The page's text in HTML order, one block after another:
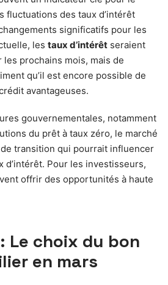
fluctuations des taux d’intérêt
significatifs pour les
les taux d’intérêt seraient
prochains mois, mais de
qu’il est encore possible de
avantageuses.
gouvernementales, notamment
du prêt à taux zéro, le marché
transition qui pourrait influencer
d’intérêt. Pour les investisseurs,
offrir des opportunités à haute
Le choix du bon
en mars